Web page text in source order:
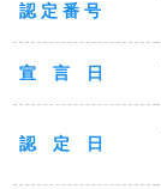
認 定 番 号
宣 言 日
認 定 日